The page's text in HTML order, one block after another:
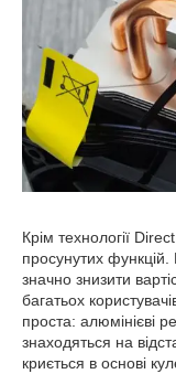
Крім технології
просунутих
значно знизити
багатьох
проста: алюмінієві
знаходяться на
криється в основі